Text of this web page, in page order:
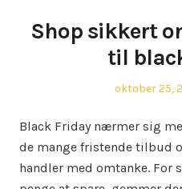
Shop sikkert
til
Posted
oktober 25,
Black Friday nærmer sig
de mange fristende tilbud
handler med omtanke. For